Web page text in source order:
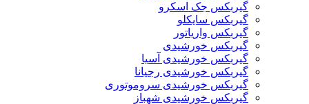
گیربکس جک اسکرو
گیربکس سایکلو
گیربکس واریاتور
گیربکس خورشیدی
گیربکس خورشیدی آسیا
گیربکس خورشیدی رجیانا
گیربکس خورشیدی سروموتوری
گیربکس خورشیدی شهباز